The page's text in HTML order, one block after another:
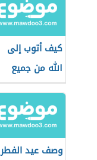
كيف أتوب إلى
الله من جميع
الذنوب
وصف عيد الفطر